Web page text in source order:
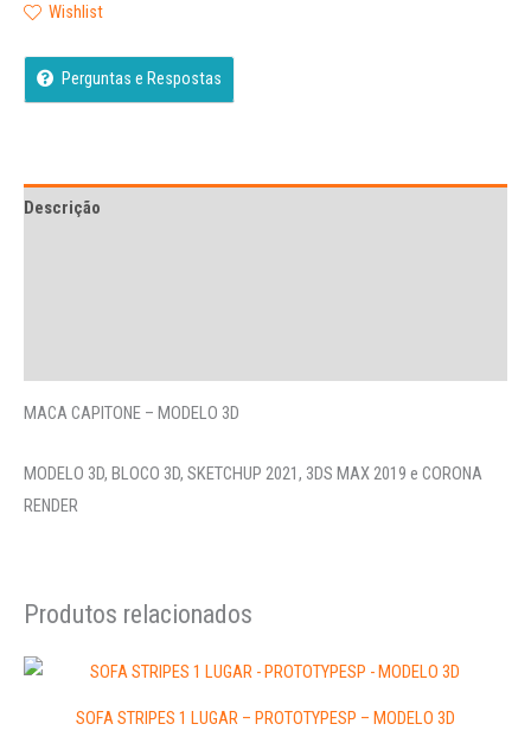
Wishlist
Perguntas e Respostas
Descrição
MACA CAPITONE – MODELO 3D
MODELO 3D, BLOCO 3D, SKETCHUP 2021, 3DS MAX 2019 e CORONA
RENDER
Produtos relacionados
SOFA STRIPES 1 LUGAR – PROTOTYPESP – MODELO 3D